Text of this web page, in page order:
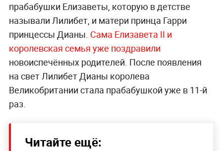
прабабушки Елизаветы, которую в детстве
называли Лилибет, и матери принца Гарри
принцессы Дианы. Сама Елизавета II и
королевская семья уже поздравили
новоиспечённых родителей. После появления
на свет Лилибет Дианы королева
Великобритании стала прабабушкой уже в 11-й
раз.
Читайте ещё: